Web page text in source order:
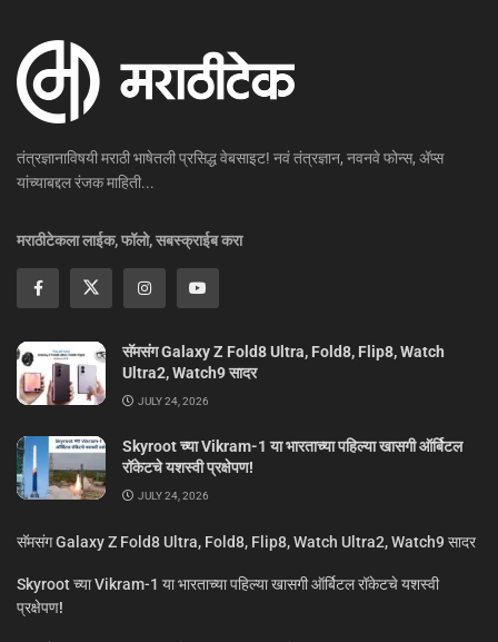
तंत्रज्ञानाविषयी मराठी भाषेतली प्रसिद्ध वेबसाइट! नवं तंत्रज्ञान, नवनवे फोन्स, ॲप्स
यांच्याबद्दल रंजक माहिती...
मराठीटेकला लाईक, फॉलो, सबस्क्राईब करा
सॅमसंग Galaxy Z Fold8 Ultra, Fold8, Flip8, Watch
Ultra2, Watch9 सादर
JULY 24, 2026
Skyroot च्या Vikram-1 या भारताच्या पहिल्या खासगी ऑर्बिटल
रॉकेटचे यशस्वी प्रक्षेपण!
JULY 24, 2026
सॅमसंग Galaxy Z Fold8 Ultra, Fold8, Flip8, Watch Ultra2, Watch9 सादर
Skyroot च्या Vikram-1 या भारताच्या पहिल्या खासगी ऑर्बिटल रॉकेटचे यशस्वी
प्रक्षेपण!